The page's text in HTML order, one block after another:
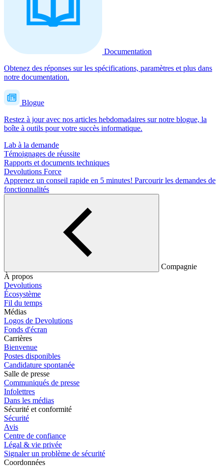
Documentation
Obtenez des réponses sur les spécifications, paramètres et plus dans
notre documentation.
Blogue
Restez à jour avec nos articles hebdomadaires sur notre blogue, la
boîte à outils pour votre succès informatique.
Lab à la demande
Témoignages de réussite
Rapports et documents techniques
Devolutions Force
Apprenez un conseil rapide en 5 minutes! Parcourir les demandes de
fonctionnalités
Compagnie
À propos
Devolutions
Écosystème
Fil du temps
Médias
Logos de Devolutions
Fonds d'écran
Carrières
Bienvenue
Postes disponibles
Candidature spontanée
Salle de presse
Communiqués de presse
Infolettres
Dans les médias
Sécurité et conformité
Sécurité
Avis
Centre de confiance
Légal & vie privée
Signaler un problème de sécurité
Coordonnées